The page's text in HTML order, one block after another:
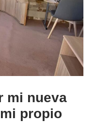
mi nueva
propio